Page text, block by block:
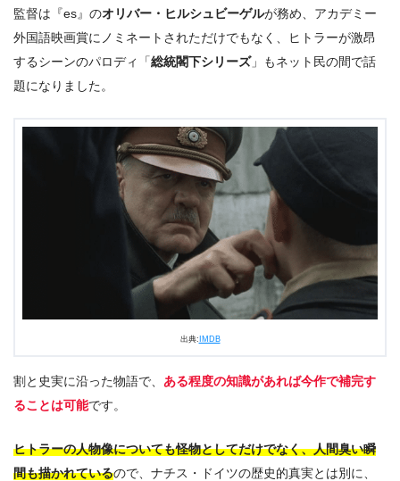
監督は『es』のオリバー・ヒルシュビーゲルが務め、アカデミー
外国語映画賞にノミネートされただけでもなく、ヒトラーが激昂
するシーンのパロディ「総統閣下シリーズ」もネット民の間で話
題になりました。
出典: IMDB
割と史実に沿った物語で、 ある程度の知識があれば今作で補完す
ることは可能です。
ヒトラーの人物像についても怪物としてだけでなく、人間臭い瞬
間も描かれているので、ナチス・ドイツの歴史的真実とは別に、